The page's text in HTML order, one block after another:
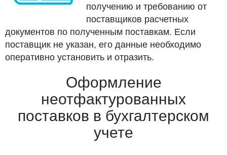
получению и требованию от
поставщиков расчетных
документов по полученным поставкам. Если
поставщик не указан, его данные необходимо
оперативно установить и отразить.
Оформление
неотфактурованных
поставков в бухгалтерском
учете